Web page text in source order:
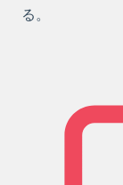
る。